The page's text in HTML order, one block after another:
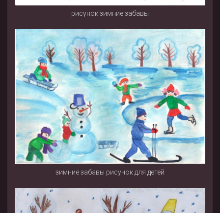
рисунок зимние забавы
зимние забавы рисунок для детей